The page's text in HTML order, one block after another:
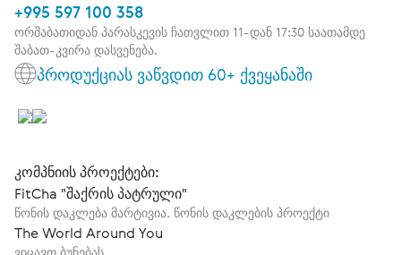
+995 597 100 358
ორშაბათიდან პარასკევის ჩათვლით 11-დან 17:30 საათამდე
შაბათ-კვირა დასვენება.
პროდუქციას ვაწვდით 60+ ქვეყანაში
კომპნიის პროექტები:
FitCha "შაქრის პატრული"
წონის დაკლება მარტივია. წონის დაკლების პროექტი
The World Around You